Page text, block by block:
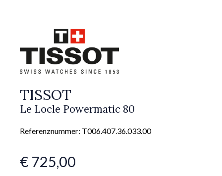
TISSOT
Le Locle Powermatic 80
Referenznummer: T006.407.36.033.00
€ 725,00